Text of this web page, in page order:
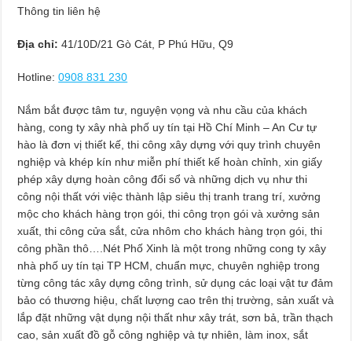
Thông tin liên hệ
Địa chỉ: 41/10D/21 Gò Cát, P Phú Hữu, Q9
Hotline: 0908 831 230
Nắm bắt được tâm tư, nguyện vọng và nhu cầu của khách
hàng, cong ty xây nhà phố uy tín tại Hồ Chí Minh – An Cư tự
hào là đơn vị thiết kế, thi công xây dựng với quy trình chuyên
nghiệp và khép kín như miễn phí thiết kế hoàn chỉnh, xin giấy
phép xây dựng hoàn công đổi sổ và những dịch vụ như thi
công nội thất với việc thành lập siêu thị tranh trang trí, xưởng
mộc cho khách hàng trọn gói, thi công trọn gói và xưởng sản
xuất, thi công cửa sắt, cửa nhôm cho khách hàng trọn gói, thi
công phần thô….Nét Phố Xinh là một trong những cong ty xây
nhà phố uy tín tại TP HCM, chuẩn mực, chuyên nghiệp trong
từng công tác xây dựng công trình, sử dụng các loại vật tư đảm
bảo có thương hiệu, chất lượng cao trên thị trường, sản xuất và
lắp đặt những vật dụng nội thất như xây trát, sơn bả, trần thạch
cao, sản xuất đồ gỗ công nghiệp và tự nhiên, làm inox, sắt